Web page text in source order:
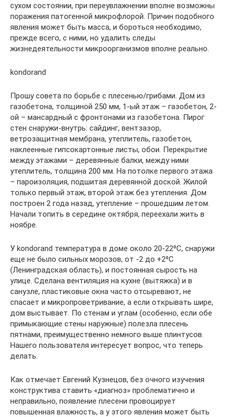
сухом состоянии, при переувлажнении вполне возможны
поражения патогенной микрофлорой. Причин подобного
явления может быть масса, и бороться необходимо,
прежде всего, с ними, но удалить следы
жизнедеятельности микроорганизмов вполне реально.
kondorand
Прошу совета по борьбе с плесенью/грибами. Дом из
газобетона, толщиной 250 мм, 1-ый этаж – газобетон, 2-
ой – мансардный с фронтонами из газобетона. Пирог
стен снаружи-внутрь: сайдинг, вентзазор,
ветрозащитная мембрана, утеплитель, газобетон,
наклеенные гипсокартонные листы, обои. Перекрытие
между этажами – деревянные балки, между ними
утеплитель, толщина 200 мм. На потолке первого этажа
– пароизоляция, подшитая деревянной доской. Жилой
только первый этаж, второй этаж без утепления. Дом
построен 2 года назад, утепление – прошедшим летом.
Начали топить в середине октября, переехали жить в
ноябре.
У kondorand температура в доме около 20-22⁰С, снаружи
еще не было сильных морозов, от -2 до +2⁰С
(Ленинградская область), и постоянная сырость на
улице. Сделана вентиляция на кухне (вытяжка) и в
санузле, пластиковые окна часто отсыревают, не
спасает и микропроветривание, а если открывать шире,
дом выстывает. По стенам и углам (особенно, если обе
примыкающие стены наружные) полезла плесень
пятнами, преимущественно немного выше плинтусов.
Нашего пользователя интересует вопрос, что теперь
делать.
Как отмечает Евгений Кузнецов, без очного изучения
конструктива ставить «диагноз» проблематично и
неправильно, появление плесени провоцирует
повышенная влажность, а у этого явления может быть